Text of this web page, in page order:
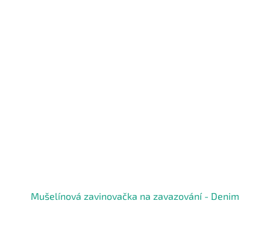
Mušelínová zavinovačka na zavazování - Denim